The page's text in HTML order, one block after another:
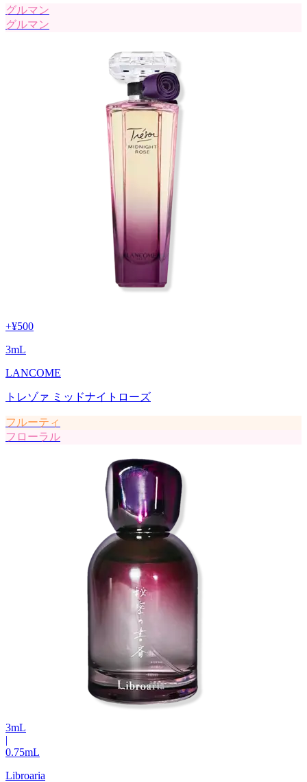
グルマン
グルマン
+¥500
3mL
LANCOME
トレゾァ ミッドナイトローズ
フルーティ
フローラル
3mL
|
0.75mL
Libroaria